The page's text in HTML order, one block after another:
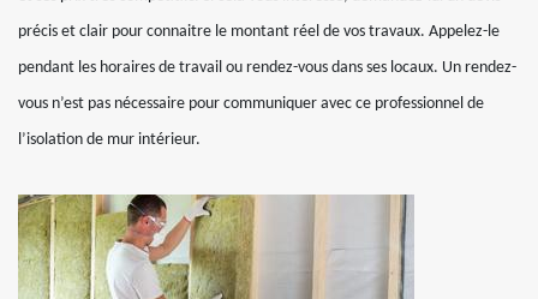
précis et clair pour connaitre le montant réel de vos travaux. Appelez-le
pendant les horaires de travail ou rendez-vous dans ses locaux. Un rendez-
vous n’est pas nécessaire pour communiquer avec ce professionnel de
l’isolation de mur intérieur.